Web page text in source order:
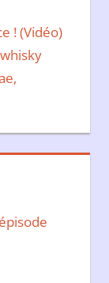
! (Vidéo)